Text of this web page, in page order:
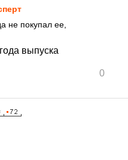
не покупал ее,
выпуска
0